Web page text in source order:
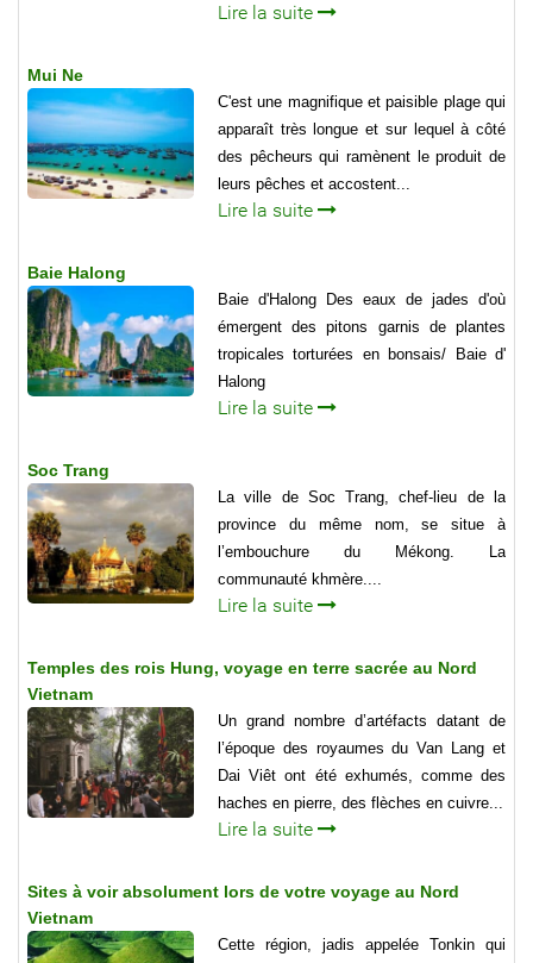
Lire la suite
Mui Ne
C'est une magnifique et paisible plage qui
apparaît très longue et sur lequel à côté
des pêcheurs qui ramènent le produit de
leurs pêches et accostent...
Lire la suite
Baie Halong
Baie d'Halong Des eaux de jades d'où
émergent des pitons garnis de plantes
tropicales torturées en bonsais/ Baie d'
Halong
Lire la suite
Soc Trang
La ville de Soc Trang, chef-lieu de la
province du même nom, se situe à
l’embouchure du Mékong. La
communauté khmère....
Lire la suite
Temples des rois Hung, voyage en terre sacrée au Nord
Vietnam
Un grand nombre d’artéfacts datant de
l’époque des royaumes du Van Lang et
Dai Viêt ont été exhumés, comme des
haches en pierre, des flèches en cuivre...
Lire la suite
Sites à voir absolument lors de votre voyage au Nord
Vietnam
Cette région, jadis appelée Tonkin qui